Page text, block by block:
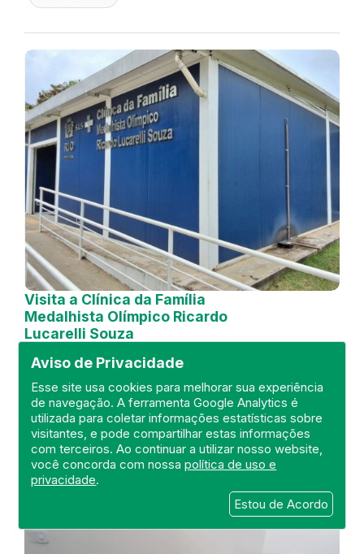
Aviso de Privacidade
Esse site usa cookies para melhorar sua experiência
de navegação. A ferramenta Google Analytics é
utilizada para coletar informações estatísticas sobre
visitantes, e pode compartilhar estas informações
com terceiros. Ao continuar a utilizar nosso website,
você concorda com nossapolítica de uso e
privacidade.
Estou de Acordo
Visita a Clínica da Família
Medalhista Olímpico Ricardo
Lucarelli Souza
DEFIS
21 de October de 2024
FISCALIZAÇÃO
RIO DE JANEIRO
UNIDADE BÁSICA
DEFIS
ATO MÉDICO
REGIÃO METROPOLITANA I.